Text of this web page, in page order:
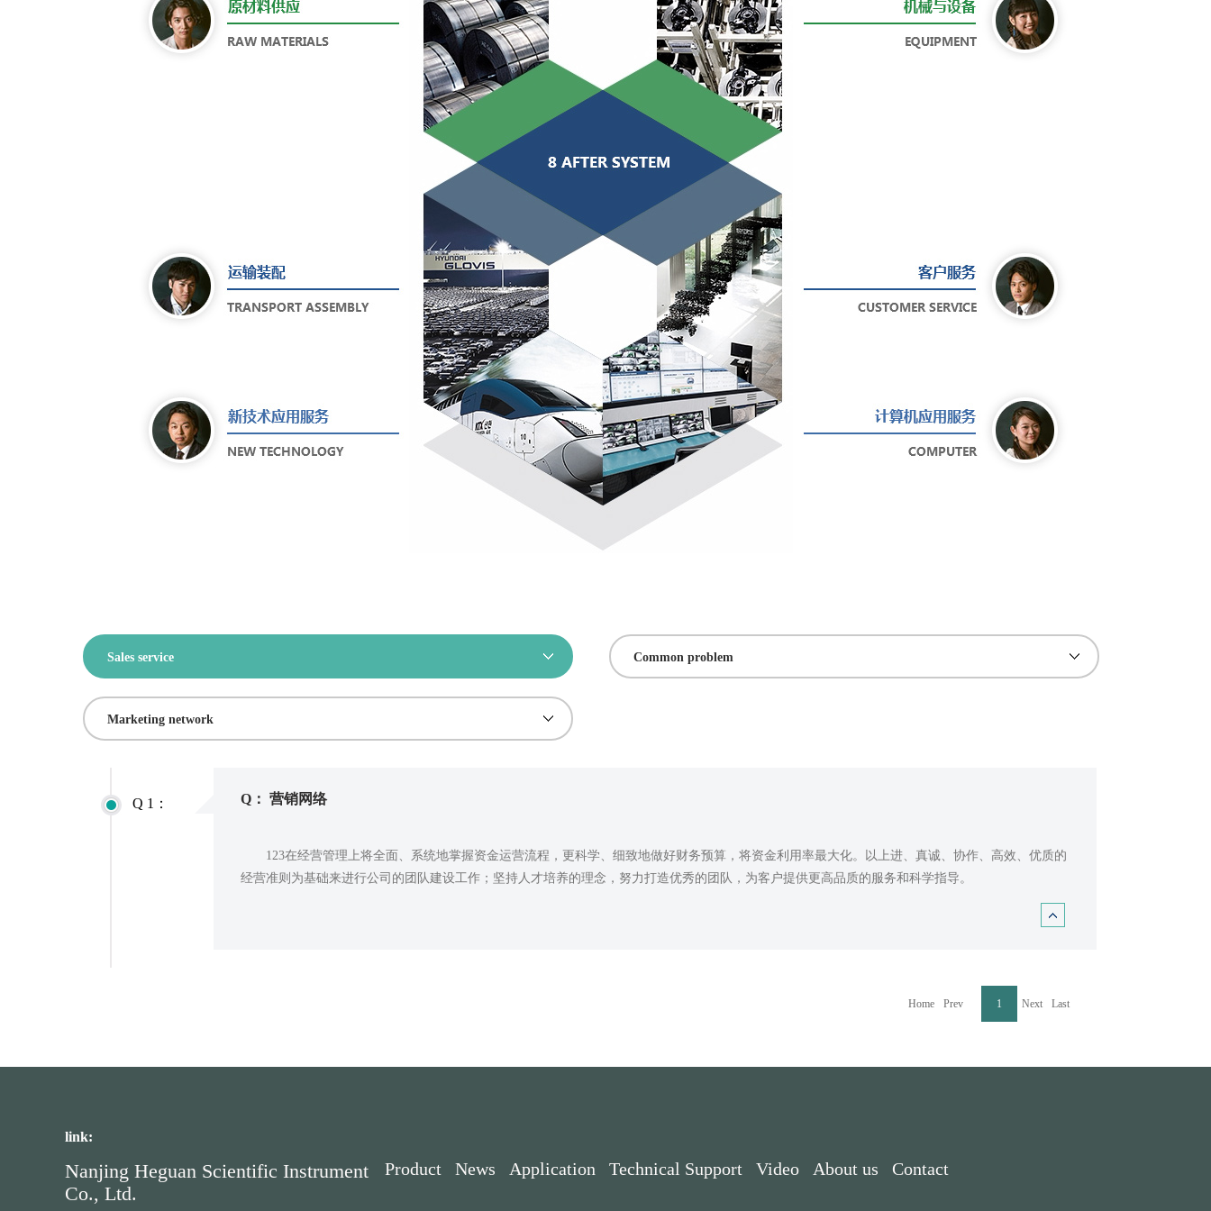
Sales service Common problem
Marketing network
Q 1： Q： 营销网络
123在经营管理上将全面、系统地掌握资金运营流程，更科学、细致地做好财务预算，将资金利用率最大化。以上进、真诚、协作、高效、优质的
经营准则为基础来进行公司的团队建设工作；坚持人才培养的理念，努力打造优秀的团队，为客户提供更高品质的服务和科学指导。
Home Prev 1 Next Last
link:
Nanjing Heguan Scientific Instrument
Co., Ltd.
Product News Application Technical Support Video About us Contact